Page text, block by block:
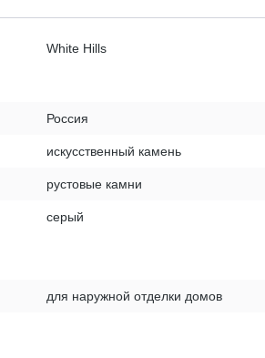
White Hills
Россия
искусственный камень
рустовые камни
серый
для наружной отделки домов